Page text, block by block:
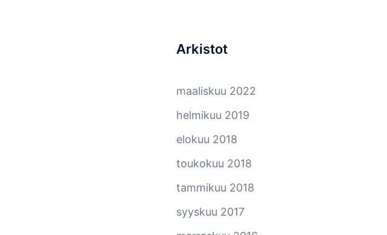
Arkistot
maaliskuu 2022
helmikuu 2019
elokuu 2018
toukokuu 2018
tammikuu 2018
syyskuu 2017